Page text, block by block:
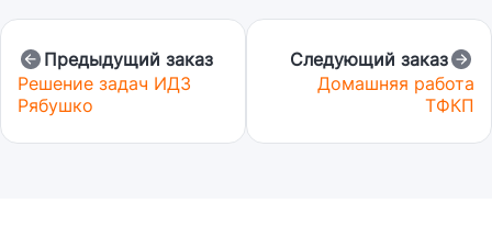
Предыдущий заказ
Решение задач ИДЗ
Рябушко
Следующий заказ
Домашняя работа
ТФКП